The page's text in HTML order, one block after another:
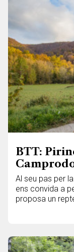
BTT:
Al seu pas per
ens convida a
proposa un